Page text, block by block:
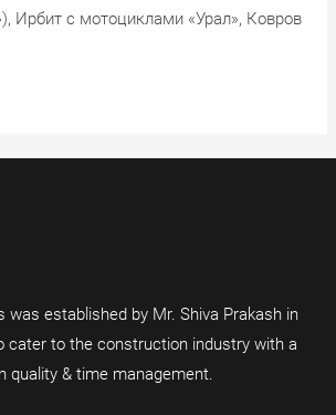
Ирбит с мотоциклами «Урал», Ковров
was established by Mr. Shiva Prakash in
cater to the construction industry with a
quality & time management.